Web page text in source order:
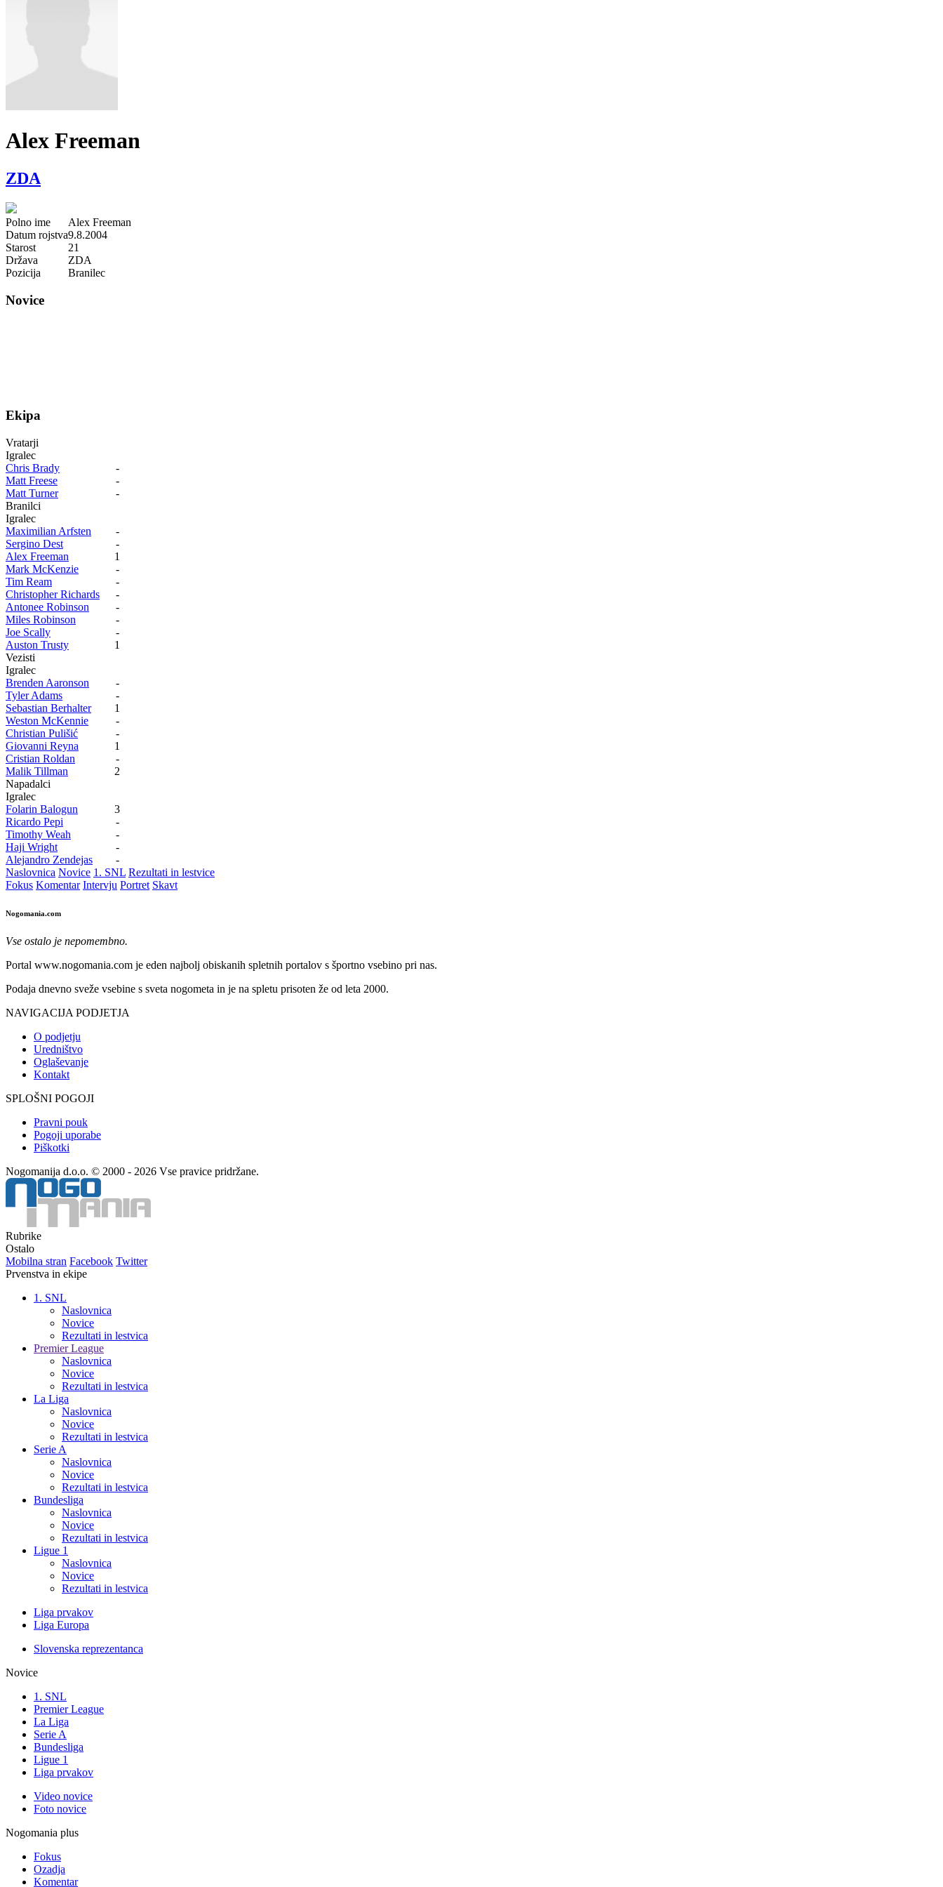
Alex Freeman
ZDA
Polno ime
Alex Freeman
Datum rojstva9.8.2004
Starost
21
Država
ZDA
Pozicija
Branilec
Novice
Ekipa
Vratarji
Igralec
Chris Brady
-
Matt Freese
-
Matt Turner
-
Branilci
Igralec
Maximilian Arfsten
-
Sergino Dest
-
Alex Freeman
1
Mark McKenzie
-
Tim Ream
-
Christopher Richards
-
Antonee Robinson
-
Miles Robinson
-
Joe Scally
-
Auston Trusty
1
Vezisti
Igralec
Brenden Aaronson
-
Tyler Adams
-
Sebastian Berhalter
1
Weston McKennie
-
Christian Pulišić
-
Giovanni Reyna
1
Cristian Roldan
-
Malik Tillman
2
Napadalci
Igralec
Folarin Balogun
3
Ricardo Pepi
-
Timothy Weah
-
Haji Wright
-
Alejandro Zendejas
-
Naslovnica Novice 1. SNL Rezultati in lestvice
Fokus Komentar Intervju Portret Skavt
Nogomania.com
Vse ostalo je nepomembno.
Portal www.nogomania.com je eden najbolj obiskanih spletnih portalov s športno vsebino pri nas.
Podaja dnevno sveže vsebine s sveta nogometa in je na spletu prisoten že od leta 2000.
NAVIGACIJA PODJETJA
O podjetju
Uredništvo
Oglaševanje
Kontakt
SPLOŠNI POGOJI
Pravni pouk
Pogoji uporabe
Piškotki
Nogomanija d.o.o. © 2000 - 2026 Vse pravice pridržane.
Rubrike
Ostalo
Mobilna stran Facebook Twitter
Prvenstva in ekipe
1. SNL
Naslovnica
Novice
Rezultati in lestvica
Premier League
Naslovnica
Novice
Rezultati in lestvica
La Liga
Naslovnica
Novice
Rezultati in lestvica
Serie A
Naslovnica
Novice
Rezultati in lestvica
Bundesliga
Naslovnica
Novice
Rezultati in lestvica
Ligue 1
Naslovnica
Novice
Rezultati in lestvica
Liga prvakov
Liga Europa
Slovenska reprezentanca
Novice
1. SNL
Premier League
La Liga
Serie A
Bundesliga
Ligue 1
Liga prvakov
Video novice
Foto novice
Nogomania plus
Fokus
Ozadja
Komentar